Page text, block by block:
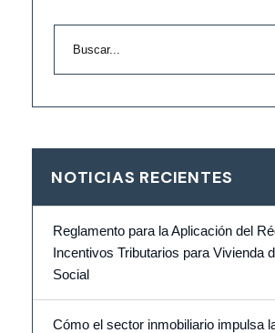
NOTICIAS RECIENTES
Reglamento para la Aplicación del
Incentivos Tributarios para Vivienda
Social
Cómo el sector inmobiliario impulsa